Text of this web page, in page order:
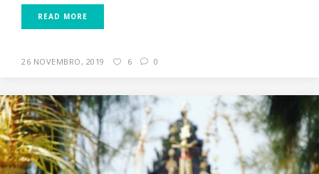
READ MORE
26 NOVEMBRO, 2019 6 0